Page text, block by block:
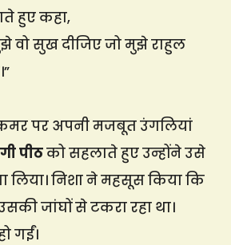
हुए कहा,
वो सुख दीजिए जो मुझे राहुल
पर अपनी मजबूत उंगलियां
पीठको सहलाते हुए उन्होंने उसे
निशा ने महसूस किया कि
जांघों से टकरा रहा था।
गईं।